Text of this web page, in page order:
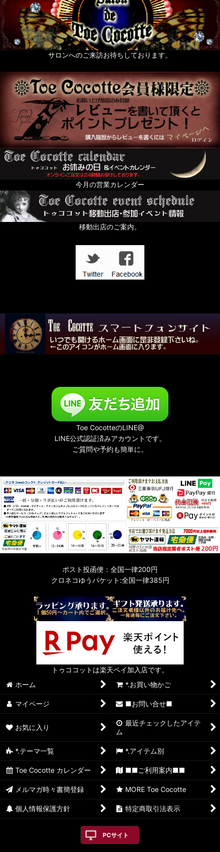
サロンへのご来訪お待ちしております。
今月の営業カレンダー
移動出店のご案内。
Toe CocotteのLINE@
LINE公式認証済みアカウントです。
ご質問や予約も簡単に。
ポスト投函便：全国一律200円
クロネコゆうパケット:全国一律385円
トゥココットは楽天ペイ加入店です。
ホーム
*.お買い物かご
マイページ ■お問い合せ■
お気に入り
最近チェックしたアイテ
ム
*.テーマ一覧 *.アイテム別
Toe Cocotte カレンダー ■■ご利用案内■■
メルマガ時々書簡登録 MORE Toe Cocotte
個人情報保護方針 特定商取引法表示
PCサイト